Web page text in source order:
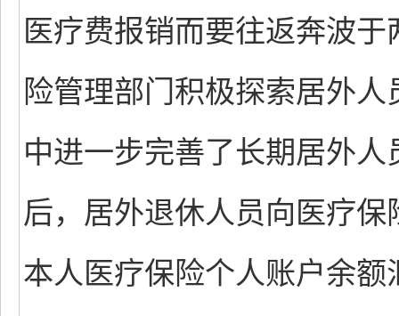
医疗费报销而要往返奔波
险管理部门积极探索居外
中进一步完善了长期居外
后，居外退休人员向医疗
本人医疗保险个人账户余